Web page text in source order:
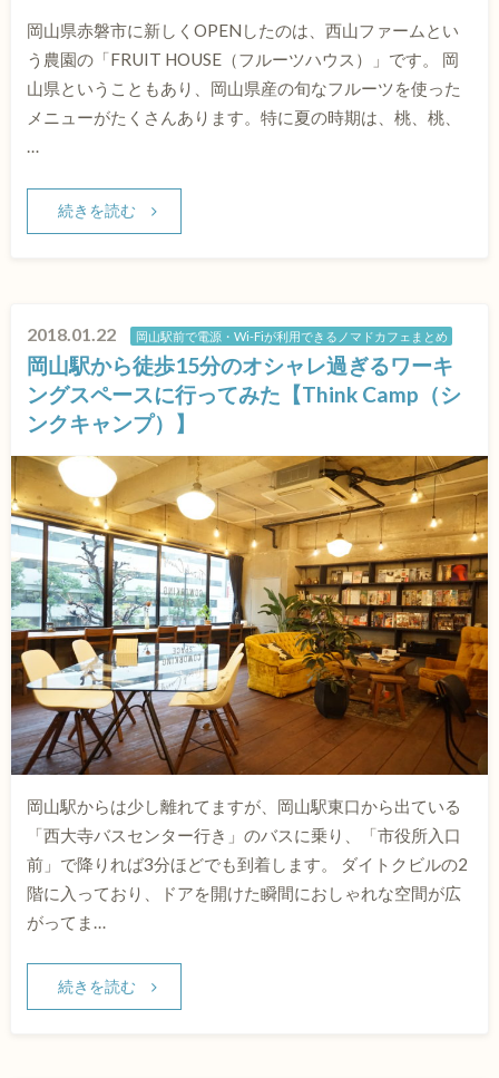
岡山県赤磐市に新しくOPENしたのは、西山ファームとい
う農園の「FRUIT HOUSE（フルーツハウス）」です。 岡
山県ということもあり、岡山県産の旬なフルーツを使った
メニューがたくさんあります。特に夏の時期は、桃、桃、
…
続きを読む
2018.01.22 岡山駅前で電源・Wi-Fiが利用できるノマドカフェまとめ
岡山駅から徒歩15分のオシャレ過ぎるワーキ
ングスペースに行ってみた【Think Camp（シ
ンクキャンプ）】
岡山駅からは少し離れてますが、岡山駅東口から出ている
「西大寺バスセンター行き」のバスに乗り、「市役所入口
前」で降りれば3分ほどでも到着します。 ダイトクビルの2
階に入っており、ドアを開けた瞬間におしゃれな空間が広
がってま…
続きを読む